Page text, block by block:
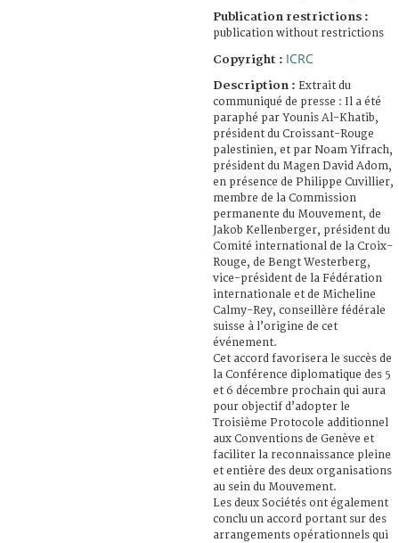
Publication restrictions :
publication without restrictions
Copyright : ICRC
Description : Extrait du
communiqué de presse : Il a été
paraphé par Younis Al-Khatib,
président du Croissant-Rouge
palestinien, et par Noam Yifrach,
président du Magen David Adom,
en présence de Philippe Cuvillier,
membre de la Commission
permanente du Mouvement, de
Jakob Kellenberger, président du
Comité international de la Croix-
Rouge, de Bengt Westerberg,
vice-président de la Fédération
internationale et de Micheline
Calmy-Rey, conseillère fédérale
suisse à l’origine de cet
événement.
Cet accord favorisera le succès de
la Conférence diplomatique des 5
et 6 décembre prochain qui aura
pour objectif d’adopter le
Troisième Protocole additionnel
aux Conventions de Genève et
faciliter la reconnaissance pleine
et entière des deux organisations
au sein du Mouvement.
Les deux Sociétés ont également
conclu un accord portant sur des
arrangements opérationnels qui